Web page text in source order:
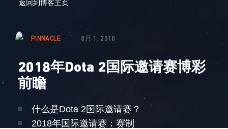
返回到博客主页
PINNACLE 8月 1, 2018
2018年Dota 2国际邀请赛博彩
前瞻
什么是Dota 2国际邀请赛？
2018年国际邀请赛：赛制